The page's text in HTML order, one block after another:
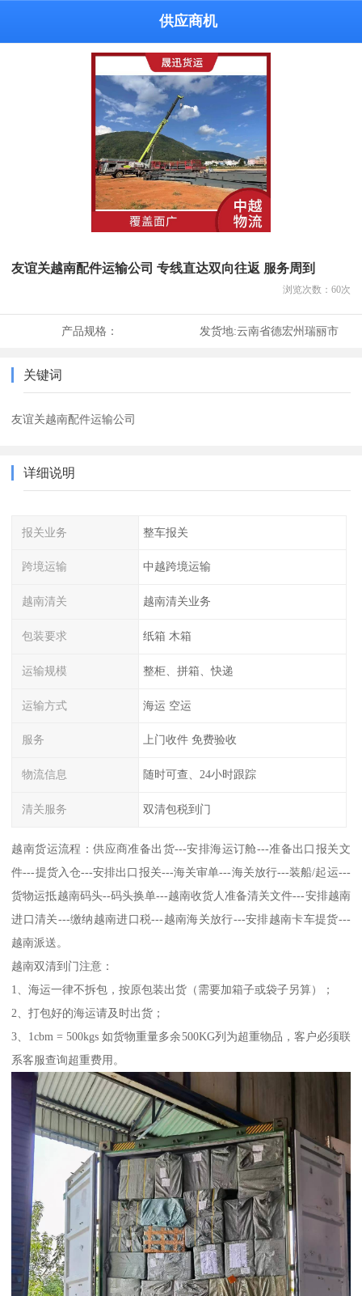
供应商机
友谊关越南配件运输公司 专线直达双向往返 服务周到
浏览次数： 60次
产品规格： 发货地:云南省德宏州瑞丽市
关键词
友谊关越南配件运输公司
详细说明
报关业务 整车报关
跨境运输 中越跨境运输
越南清关 越南清关业务
包装要求 纸箱 木箱
运输规模 整柜、拼箱、快递
运输方式 海运 空运
服务 上门收件 免费验收
物流信息 随时可查、24小时跟踪
清关服务 双清包税到门
越南货运流程：供应商准备出货---安排海运订舱---准备出口报关文
件---提货入仓---安排出口报关---海关审单---海关放行---装船/起运---
货物运抵越南码头--码头换单---越南收货人准备清关文件---安排越南
进口清关---缴纳越南进口税---越南海关放行---安排越南卡车提货---
越南派送。
越南双清到门注意：
1、海运一律不拆包，按原包装出货（需要加箱子或袋子另算）；
2、打包好的海运请及时出货；
3、1cbm = 500kgs 如货物重量多余500KG列为超重物品，客户必须联
系客服查询超重费用。